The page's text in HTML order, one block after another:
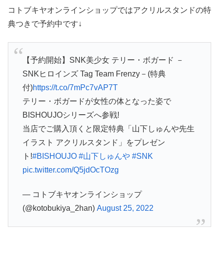
コトブキヤオンラインショップではアクリルスタンドの特
典つきで予約中です↓
【予約開始】SNK美少女 テリー・ボガード －
SNKヒロインズ Tag Team Frenzy－(特典
付)https://t.co/7mPc7vAP7T
テリー・ボガードが女性の体となった姿で
BISHOUJOシリーズへ参戦!
当店でご購入頂くと限定特典「山下しゅんや先生
イラスト アクリルスタンド」をプレゼン
ト!#BISHOUJO #山下しゅんや #SNK
pic.twitter.com/Q5jdOcTOzg
— コトブキヤオンラインショップ
(@kotobukiya_2han) August 25, 2022